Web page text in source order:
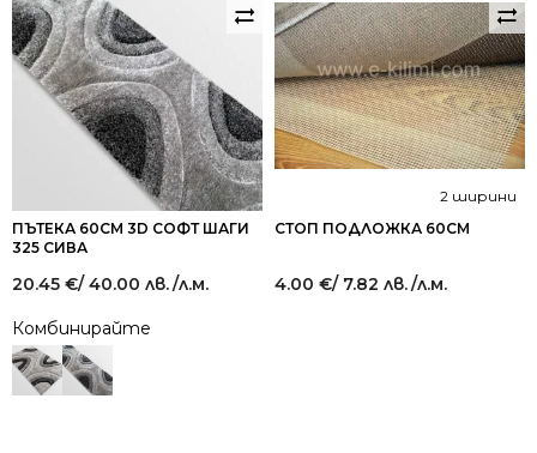
ПЪТЕКА 60СМ 3D СОФТ ШАГИ
325 СИВА
20.45 €/ 40.00 лв./л.м.
Комбинирайте
СТОП ПОДЛОЖКА 60СМ
2 ширини
4.00 €/ 7.82 лв./л.м.